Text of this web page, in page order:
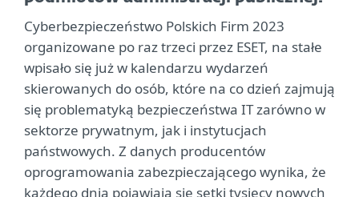
Cyberbezpieczeństwo Polskich Firm 2023
organizowane po raz trzeci przez ESET, na stałe
wpisało się już w kalendarzu wydarzeń
skierowanych do osób, które na co dzień zajmują
się problematyką bezpieczeństwa IT zarówno w
sektorze prywatnym, jak i instytucjach
państwowych. Z danych producentów
oprogramowania zabezpieczającego wynika, że
każdego dnia pojawiają się setki tysięcy nowych